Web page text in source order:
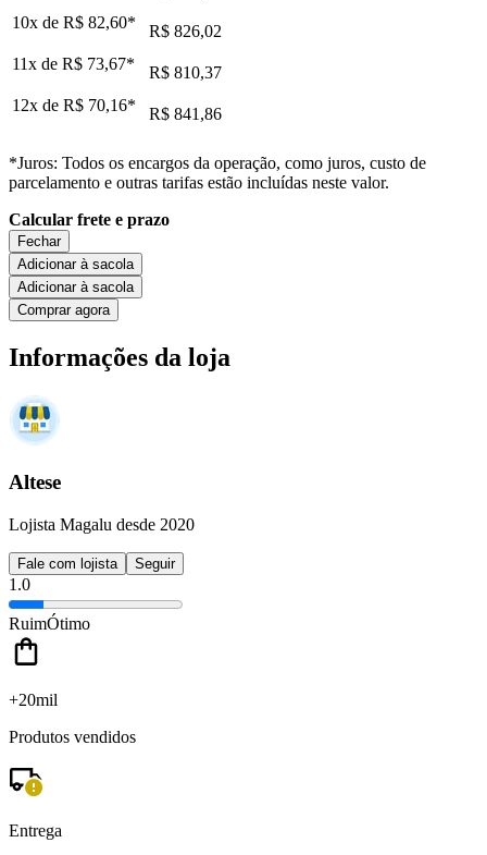
10x de R$ 82,60*
R$ 826,02
11x de R$ 73,67*
R$ 810,37
12x de R$ 70,16* R$ 841,86
*Juros: Todos os encargos da operação, como juros, custo de
parcelamento e outras tarifas estão incluídas neste valor.
Calcular frete e prazo
Fechar
Adicionar à sacola
Adicionar à sacola
Comprar agora
Informações da loja
Altese
Lojista Magalu desde 2020
Fale com lojista Seguir
1.0
RuimÓtimo
+20mil
Produtos vendidos
Entrega